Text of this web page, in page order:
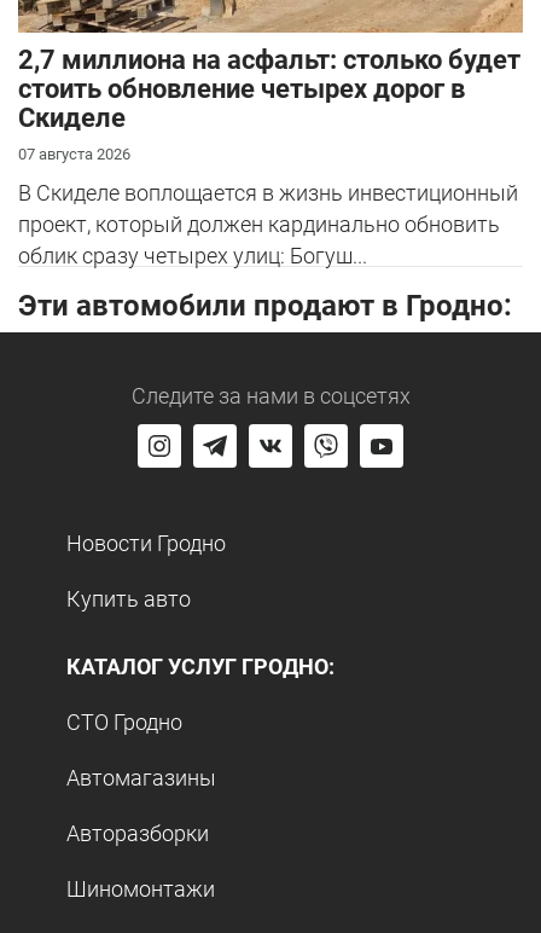
2,7 миллиона на асфальт: столько будет
стоить обновление четырех дорог в
Скиделе
07 августа 2026
В Скиделе воплощается в жизнь инвестиционный
проект, который должен кардинально обновить
облик сразу четырех улиц: Богуш...
Эти автомобили продают в Гродно:
Следите за нами в соцсетях
Новости Гродно
Купить авто
КАТАЛОГ УСЛУГ ГРОДНО:
СТО Гродно
Автомагазины
Авторазборки
Шиномонтажи